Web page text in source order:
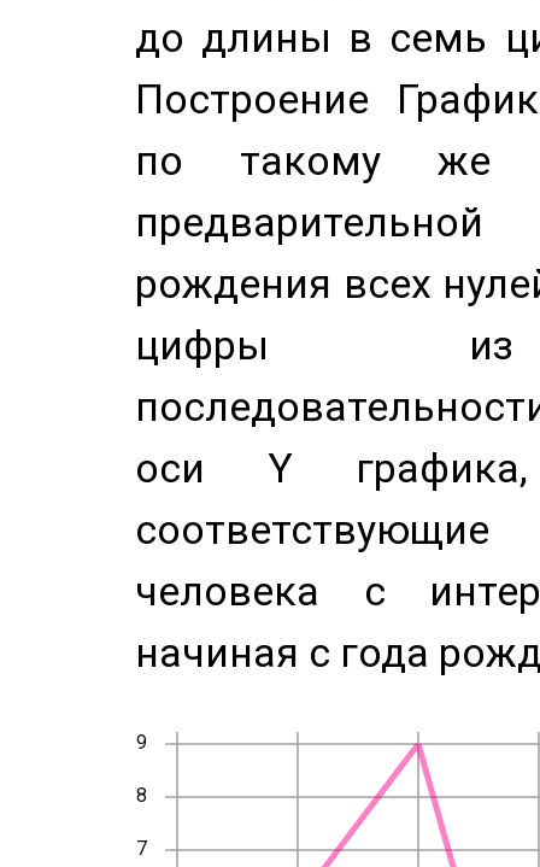
до длины в семь
Построение
по такому же
рождения всех
цифры из
оси Y
человека с
начиная с года